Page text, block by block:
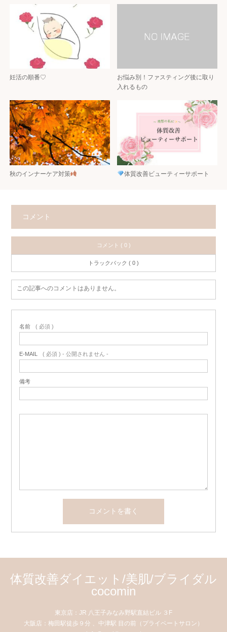
妊活の順番♡
お悩み別！ファスティング後に取り
入れるもの
秋のインナーケア対策 体質改善ビューティーサポート
コメント
コメント ( 0 )
トラックバック ( 0 )
この記事へのコメントはありません。
名前 ( 必須 )
E-MAIL ( 必須 ) - 公開されません -
備考
体質改善ダイエット/美肌/ブライダル
cocomin
東京店：JR 八王子みなみ野駅直結ビル ３F
大阪店：梅田駅徒歩９分 、中津駅 目の前（プライベートサロン）